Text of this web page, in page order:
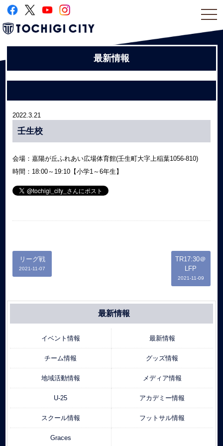
最新情報
2022.3.21
壬生校
会場：嘉陽が丘ふれあい広場体育館(壬生町大字上稲葉1056-810)
時間：18:00～19:10【小学1～6年生】
リーグ戦
2021-11-07
TR17:30＠
LFP
2021-11-09
最新情報
イベント情報 最新情報
チーム情報 グッズ情報
地域活動情報 メディア情報
U-25 アカデミー情報
スクール情報 フットサル情報
Graces